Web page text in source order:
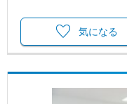
気になる